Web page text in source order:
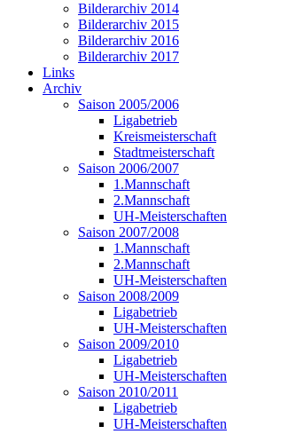
Bilderarchiv 2014
Bilderarchiv 2015
Bilderarchiv 2016
Bilderarchiv 2017
Links
Archiv
Saison 2005/2006
Ligabetrieb
Kreismeisterschaft
Stadtmeisterschaft
Saison 2006/2007
1.Mannschaft
2.Mannschaft
UH-Meisterschaften
Saison 2007/2008
1.Mannschaft
2.Mannschaft
UH-Meisterschaften
Saison 2008/2009
Ligabetrieb
UH-Meisterschaften
Saison 2009/2010
Ligabetrieb
UH-Meisterschaften
Saison 2010/2011
Ligabetrieb
UH-Meisterschaften